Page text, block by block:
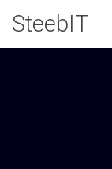
SteebIT